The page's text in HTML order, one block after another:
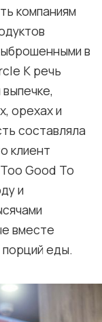
компаниям
в
K речь
орехах и
составляла
клиент
Good To
и
вместе
еды.